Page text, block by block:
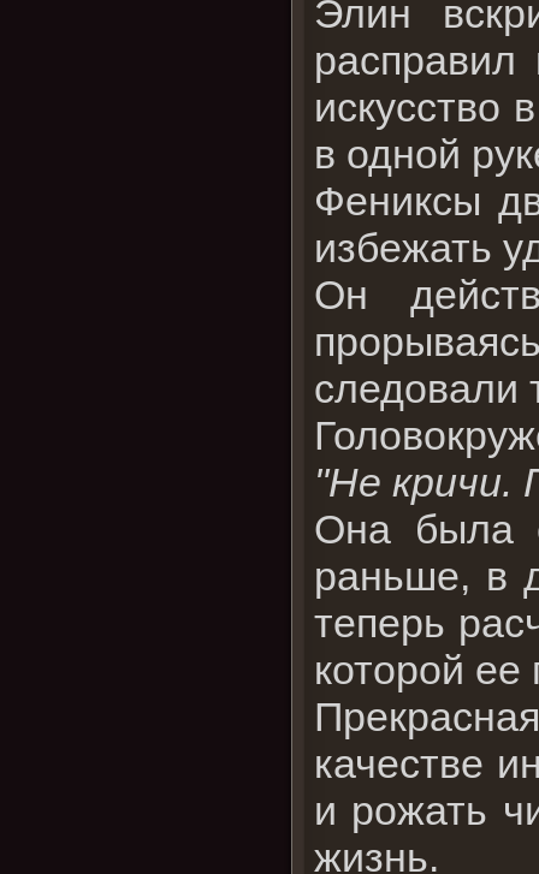
Элин
расправил
искусство
в одной
Фениксы
избежать
Он
следовали
"Не кричи.
Она была
раньше, в
теперь
которой
качестве
и рожать
жизнь.